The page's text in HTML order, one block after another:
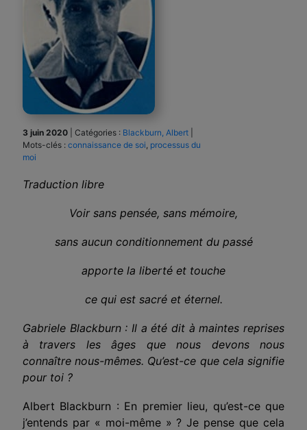
3 juin 2020 Catégories : Blackburn, Albert
Mots-clés : connaissance de soi processus du
moi
Traduction libre
Voir sans pensée, sans mémoire,
sans aucun conditionnement du passé
apporte la liberté et touche
ce qui est sacré et éternel.
Gabriele Blackburn : Il a été dit à maintes reprises
à travers les âges que nous devons nous
connaître nous-mêmes. Qu’est-ce que cela signifie
pour toi ?
Albert Blackburn : En premier lieu, qu’est-ce que
j’entends par « moi-même » ? Je pense que cela